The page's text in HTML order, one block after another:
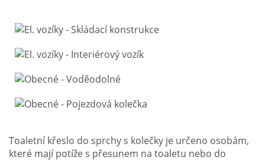
Toaletní křeslo do sprchy s kolečky je určeno osobám,
které mají potíže s přesunem na toaletu nebo do